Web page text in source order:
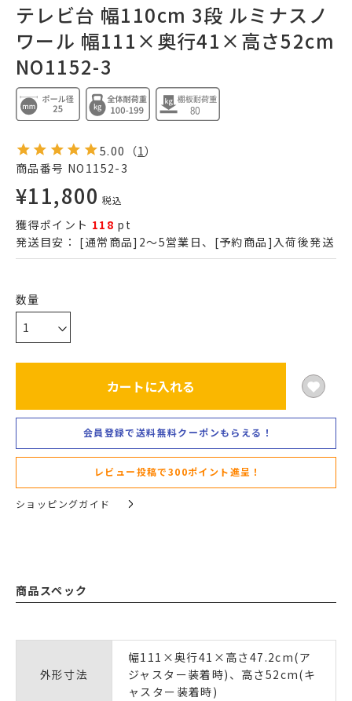
テレビ台 幅110cm 3段 ルミナスノ
ワール 幅111×奥行41×高さ52cm
NO1152-3
5.00 （1）
商品番号 NO1152-3
¥11,800 税込
獲得ポイント 118 pt
発送目安： [通常商品]2～5営業日、[予約商品]入荷後発送
カートに入れる
会員登録で送料無料クーポンもらえる！
レビュー投稿で300ポイント進呈！
ショッピングガイド
商品スペック
外形寸法
幅111×奥行41×高さ47.2cm(ア
ジャスター装着時)、高さ52cm(キ
ャスター装着時)